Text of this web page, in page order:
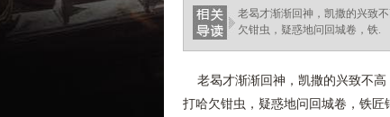
老曷才渐渐回神，凯撒的兴致
欠钳虫，疑惑地问回城卷，铁.
老曷才渐渐回神，凯撒的兴致不高
打哈欠钳虫，疑惑地问回城卷，铁